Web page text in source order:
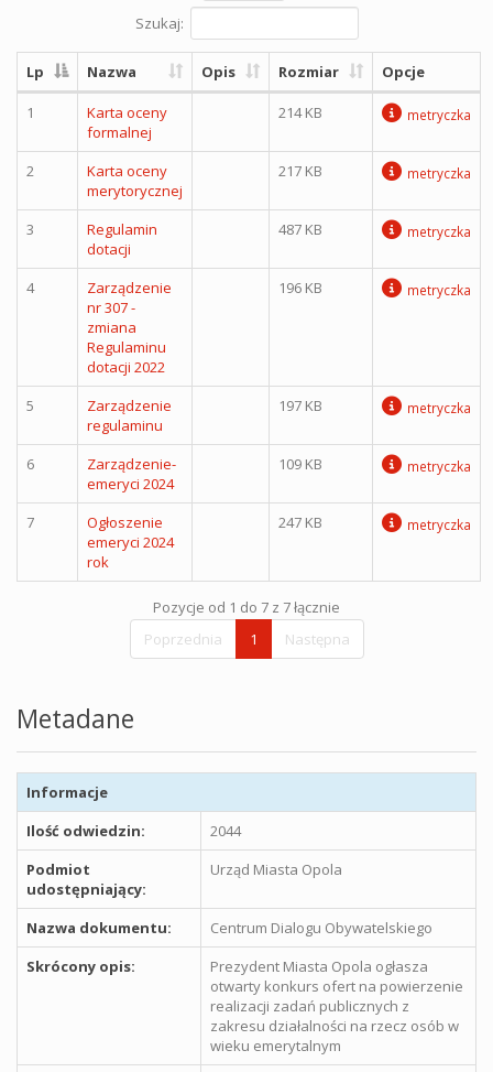
Szukaj:
Lp Nazwa Opis Rozmiar Opcje
1
Karta oceny
formalnej
214 KB metryczka
2
Karta oceny
merytorycznej
217 KB metryczka
3
Regulamin
dotacji
487 KB metryczka
4
Zarządzenie
nr 307 -
zmiana
Regulaminu
dotacji 2022
196 KB metryczka
5
Zarządzenie
regulaminu
197 KB metryczka
6
Zarządzenie-
emeryci 2024
109 KB metryczka
7
Ogłoszenie
emeryci 2024
rok
247 KB metryczka
Pozycje od 1 do 7 z 7 łącznie
Poprzednia
1 Następna
Metadane
Informacje
Ilość odwiedzin:
2044
Podmiot
udostępniający:
Urząd Miasta Opola
Nazwa dokumentu:
Centrum Dialogu Obywatelskiego
Skrócony opis:
Prezydent Miasta Opola ogłasza
otwarty konkurs ofert na powierzenie
realizacji zadań publicznych z
zakresu działalności na rzecz osób w
wieku emerytalnym